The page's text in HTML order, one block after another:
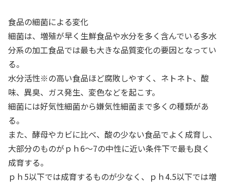
食品の細菌による変化
細菌は、増殖が早く生鮮食品や水分を多く含んでいる多水
分系の加工食品では最も大きな品質変化の要因となってい
る。
水分活性※の高い食品ほど腐敗しやすく、 ネトネト、酸
味、異臭、ガス発生、変色などを起こす。
細菌には好気性細菌から嫌気性細菌まで多くの種類があ
る。
また、酵母やカビに比べ、酸の少ない食品でよく成育し、
大部分のものがｐｈ6〜7の中性に近い条件下で最も良く
成育する。
ｐｈ5以下では成育するものが少なく、 ｐｈ4.5以下では増